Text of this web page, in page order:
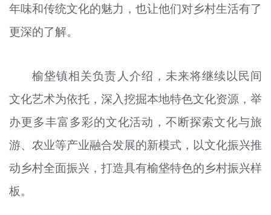
年味和传统文化的魅力，也让他们对乡村生活有了
更深的了解。
榆垡镇相关负责人介绍，未来将继续以民间
文化艺术为依托，深入挖掘本地特色文化资源，举
办更多丰富多彩的文化活动，不断探索文化与旅
游、农业等产业融合发展的新模式，以文化振兴推
动乡村全面振兴，打造具有榆垡特色的乡村振兴样
板。